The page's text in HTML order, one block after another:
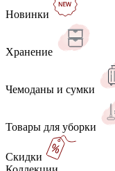
Новинки
Хранение
Чемоданы и сумки
Товары для уборки
Скидки